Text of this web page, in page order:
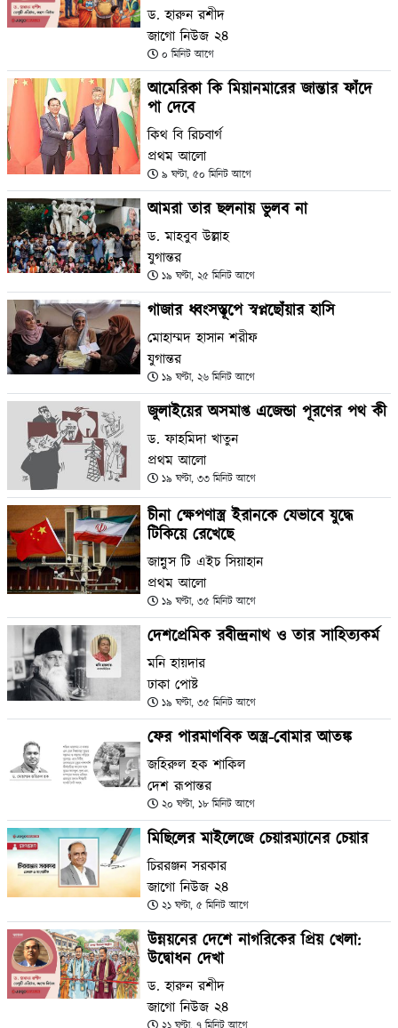
ড. হারুন রশীদ
জাগো নিউজ ২৪
০ মিনিট আগে
আমেরিকা কি মিয়ানমারের জান্তার ফাঁদে
পা দেবে
কিথ বি রিচবার্গ
প্রথম আলো
৯ ঘণ্টা, ৫০ মিনিট আগে
আমরা তার ছলনায় ভুলব না
ড. মাহবুব উল্লাহ
যুগান্তর
১৯ ঘণ্টা, ২৫ মিনিট আগে
গাজার ধ্বংসস্তূপে স্বপ্নছোঁয়ার হাসি
মোহাম্মদ হাসান শরীফ
যুগান্তর
১৯ ঘণ্টা, ২৬ মিনিট আগে
জুলাইয়ের অসমাপ্ত এজেন্ডা পূরণের পথ কী
ড. ফাহমিদা খাতুন
প্রথম আলো
১৯ ঘণ্টা, ৩৩ মিনিট আগে
চীনা ক্ষেপণাস্ত্র ইরানকে যেভাবে যুদ্ধে
টিকিয়ে রেখেছে
জান্নুস টি এইচ সিয়াহান
প্রথম আলো
১৯ ঘণ্টা, ৩৫ মিনিট আগে
দেশপ্রেমিক রবীন্দ্রনাথ ও তার সাহিত্যকর্ম
মনি হায়দার
ঢাকা পোষ্ট
১৯ ঘণ্টা, ৩৫ মিনিট আগে
ফের পারমাণবিক অস্ত্র-বোমার আতঙ্ক
জহিরুল হক শাকিল
দেশ রূপান্তর
২০ ঘণ্টা, ১৮ মিনিট আগে
মিছিলের মাইলেজে চেয়ারম্যানের চেয়ার
চিররঞ্জন সরকার
জাগো নিউজ ২৪
২১ ঘণ্টা, ৫ মিনিট আগে
উন্নয়নের দেশে নাগরিকের প্রিয় খেলা:
উদ্বোধন দেখা
ড. হারুন রশীদ
জাগো নিউজ ২৪